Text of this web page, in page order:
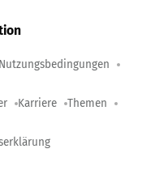
Nutzungsbedingungen
Karriere Themen